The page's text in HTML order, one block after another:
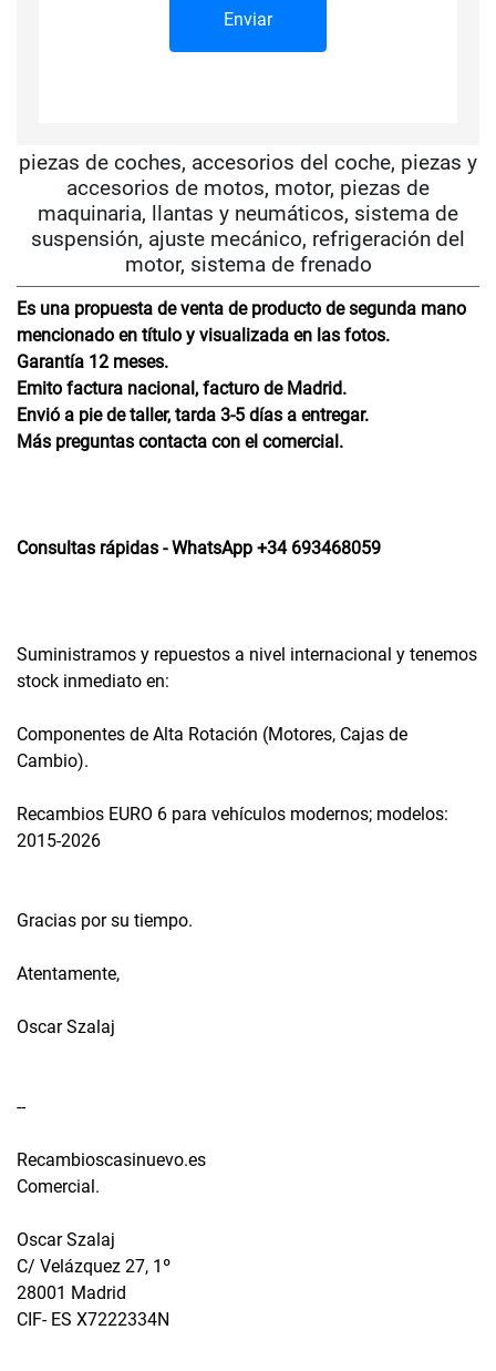
piezas de coches, accesorios del coche, piezas y
accesorios de motos, motor, piezas de
maquinaria, llantas y neumáticos, sistema de
suspensión, ajuste mecánico, refrigeración del
motor, sistema de frenado
Es una propuesta de venta de producto de segunda mano
mencionado en título y visualizada en las fotos.
Garantía 12 meses.
Emito factura nacional, facturo de Madrid.
Envió a pie de taller, tarda 3-5 días a entregar.
Más preguntas contacta con el comercial.
Consultas rápidas - WhatsApp +34 693468059
Suministramos y repuestos a nivel internacional y tenemos
stock inmediato en:
Componentes de Alta Rotación (Motores, Cajas de
Cambio).
Recambios EURO 6 para vehículos modernos; modelos:
2015-2026
Gracias por su tiempo.
Atentamente,
Oscar Szalaj
--
Recambioscasinuevo.es
Comercial.
Oscar Szalaj
C/ Velázquez 27, 1º
28001 Madrid
CIF- ES X7222334N